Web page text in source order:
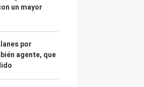
un mayor
por
agente, que